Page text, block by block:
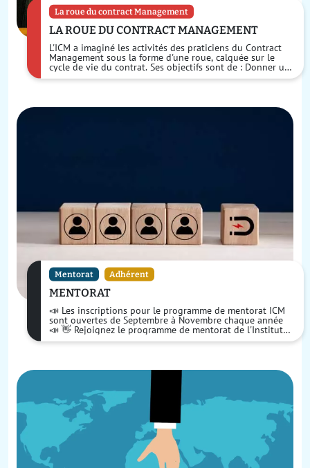
La roue du contract Management
LA ROUE DU CONTRACT MANAGEMENT
L'ICM a imaginé les activités des praticiens du Contract
Management sous la forme d'une roue, calquée sur le
cycle de vie du contrat. Ses objectifs sont de : Donner un
phasage au cycle de vie du co...
Mentorat Adhérent
MENTORAT
📣 Les inscriptions pour le programme de mentorat ICM
sont ouvertes de Septembre à Novembre chaque année
📣 👋 Rejoignez le programme de mentorat de l'Institut
du Contract Management. ...